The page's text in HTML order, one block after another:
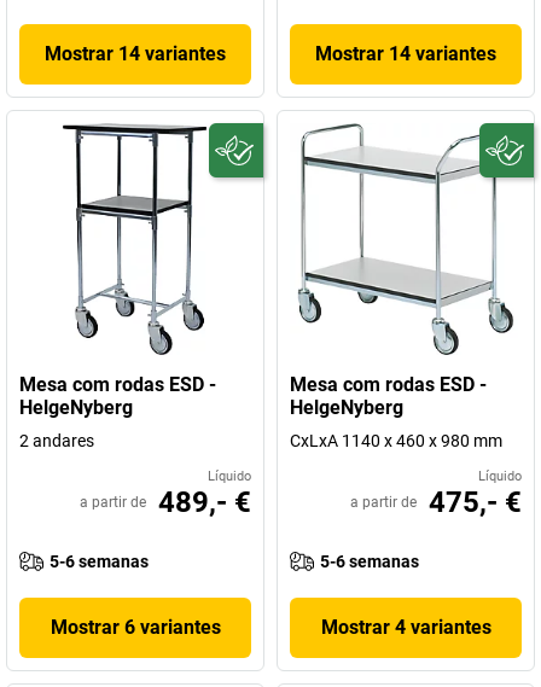
Mostrar 14 variantes Mostrar 14 variantes
Mesa com rodas ESD -
HelgeNyberg
2 andares
Líquido
a partir de 489,- €
5-6 semanas
Mostrar 6 variantes
Mesa com rodas ESD -
HelgeNyberg
CxLxA 1140 x 460 x 980 mm
Líquido
a partir de 475,- €
5-6 semanas
Mostrar 4 variantes